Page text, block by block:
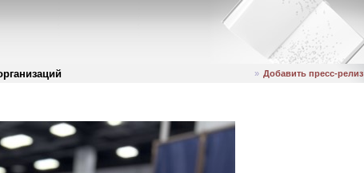
» Добавить пресс-релиз